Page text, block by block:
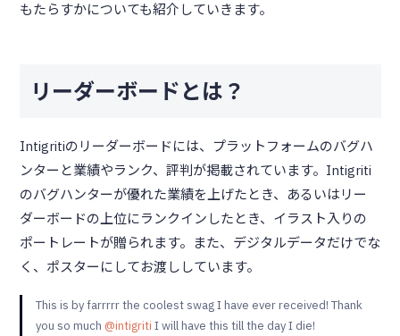
もたらすかについても紹介していきます。
リーダーボードとは？
Intigritiのリーダーボードには、プラットフォームのバグハ
ンターと業績やランク、評判が掲載されています。Intigriti
のバグハンターが優れた業績を上げたとき、あるいはリー
ダーボードの上位にランクインしたとき、イラスト入りの
ポートレートが贈られます。また、デジタルデータだけでな
く、ポスターにしてお渡ししています。
This is by farrrrr the coolest swag I have ever received! Thank
you so much @intigriti I will have this till the day I die!